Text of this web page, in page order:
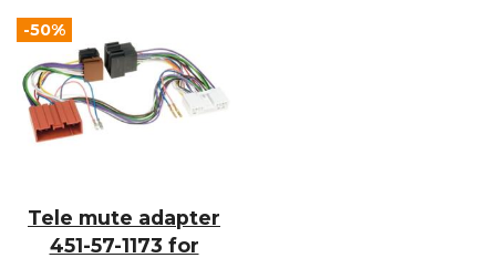
-50%
Tele mute adapter
451-57-1173 for